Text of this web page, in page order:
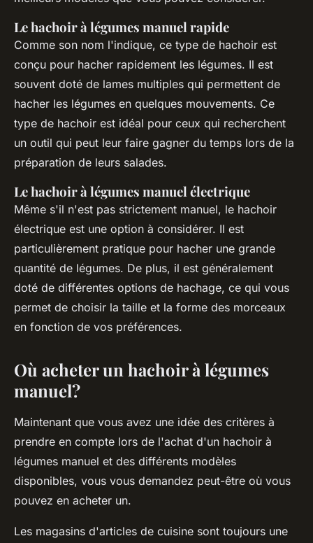
Le hachoir à légumes manuel rapide
Comme son nom l'indique, ce type de hachoir est
conçu pour hacher rapidement les légumes. Il est
souvent doté de lames multiples qui permettent de
hacher les légumes en quelques mouvements. Ce
type de hachoir est idéal pour ceux qui recherchent
un outil qui peut leur faire gagner du temps lors de la
préparation de leurs salades.
Le hachoir à légumes manuel électrique
Même s'il n'est pas strictement manuel, le hachoir
électrique est une option à considérer. Il est
particulièrement pratique pour hacher une grande
quantité de légumes. De plus, il est généralement
doté de différentes options de hachage, ce qui vous
permet de choisir la taille et la forme des morceaux
en fonction de vos préférences.
Où acheter un hachoir à légumes
manuel?
Maintenant que vous avez une idée des critères à
prendre en compte lors de l'achat d'un hachoir à
légumes manuel et des différents modèles
disponibles, vous vous demandez peut-être où vous
pouvez en acheter un.
Les magasins d'articles de cuisine sont toujours une